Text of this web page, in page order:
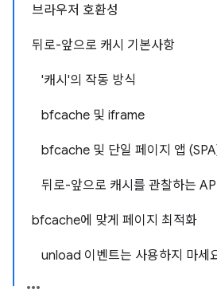
브라우저 호환성
뒤로-앞으로 캐시 기본사항
'캐시'의 작동 방식
bfcache 및 iframe
bfcache 및 단일 페이지 앱
뒤로-앞으로 캐시를 관찰하는
bfcache에 맞게 페이지 최적화
unload 이벤트는 사용하지 마세